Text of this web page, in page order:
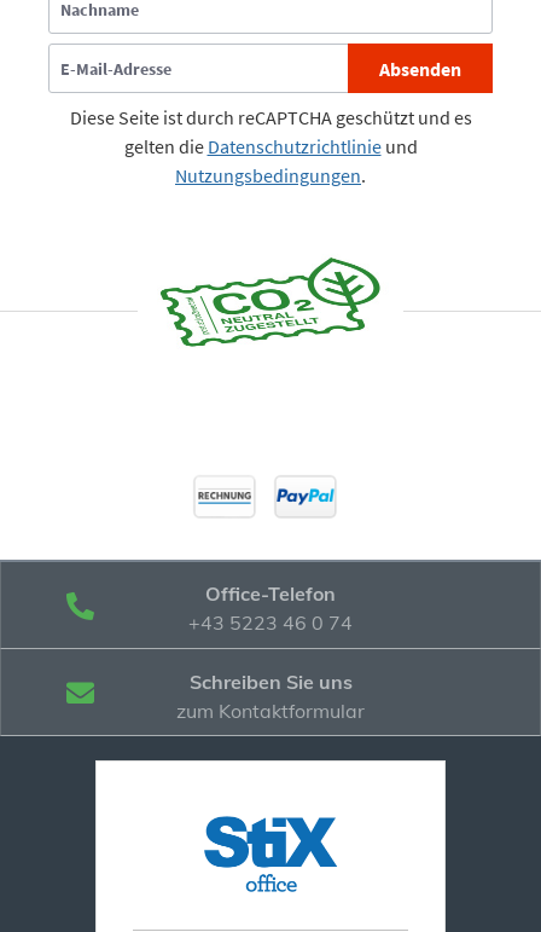
Absenden
Diese Seite ist durch reCAPTCHA geschützt und es
gelten die Datenschutzrichtlinieund
Nutzungsbedingungen.
Office-Telefon
+43 5223 46 0 74
Schreiben Sie uns
zum Kontaktformular